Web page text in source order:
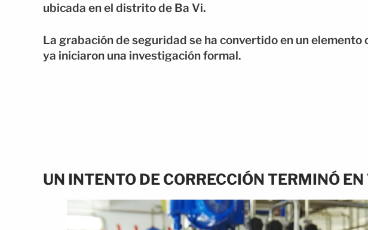
ubicada en el distrito de Ba Vi.
La grabación de seguridad se ha convertido en un
ya iniciaron una investigación formal.
UN INTENTO DE CORRECCIÓN TERMINÓ